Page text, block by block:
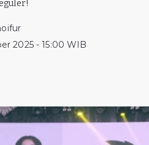
2025 - 15:00 WIB